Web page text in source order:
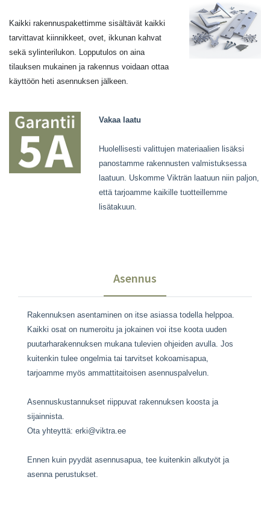
Kaikki rakennuspakettimme sisältävät kaikki
tarvittavat kiinnikkeet, ovet, ikkunan kahvat
sekä sylinterilukon. Lopputulos on aina
tilauksen mukainen ja rakennus voidaan ottaa
käyttöön heti asennuksen jälkeen.
Vakaa laatu
Huolellisesti valittujen materiaalien lisäksi
panostamme rakennusten valmistuksessa
laatuun. Uskomme Vikträn laatuun niin paljon,
että tarjoamme kaikille tuotteillemme
lisätakuun.
Asennus
Rakennuksen asentaminen on itse asiassa todella helppoa.
Kaikki osat on numeroitu ja jokainen voi itse koota uuden
puutarharakennuksen mukana tulevien ohjeiden avulla. Jos
kuitenkin tulee ongelmia tai tarvitset kokoamisapua,
tarjoamme myös ammattitaitoisen asennuspalvelun.
Asennuskustannukset riippuvat rakennuksen koosta ja
sijainnista.
Ota yhteyttä: erki@viktra.ee
Ennen kuin pyydät asennusapua, tee kuitenkin alkutyöt ja
asenna perustukset.